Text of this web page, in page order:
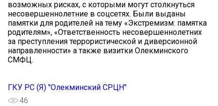
возможных рисках, с которыми могут столкнуться
несовершеннолетние в соцсетях. Были выданы
памятки для родителей на тему «Экстремизм: памятка
родителям», «Ответственность несовершеннолетних
за преступления террористической и диверсионной
направленности» а также визитки Олекминского
СМФЦ.
ГКУ РС (Я) "Олекминский СРЦН"
46